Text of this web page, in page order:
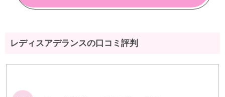
レディスアデランスの口コミ評判